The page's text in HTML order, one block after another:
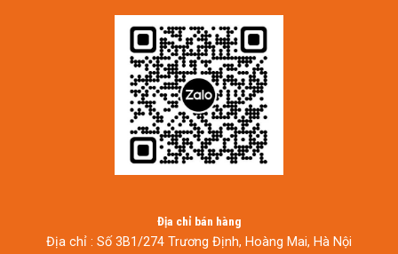
Địa chỉ bán hàng
Địa chỉ : Số 3B1/274 Trương Định, Hoàng Mai, Hà Nội